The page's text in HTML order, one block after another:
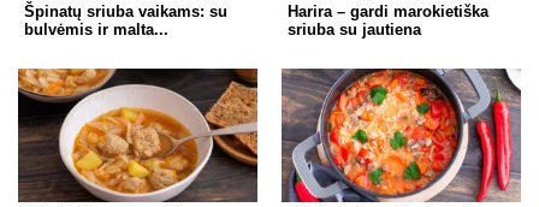
Špinatų sriuba vaikams: su
bulvėmis ir malta...
Harira – gardi marokietiška
sriuba su jautiena